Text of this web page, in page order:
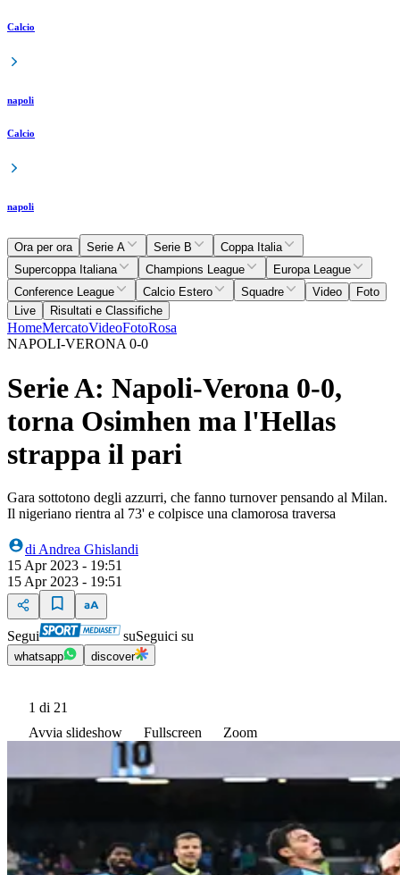
Calcio
napoli
Calcio
napoli
Ora per ora Serie A Serie B
Coppa Italia
Supercoppa Italiana
Champions League
Europa League
Conference League
Calcio Estero Squadre Video
Foto
Live
Risultati e Classifiche
HomeMercatoVideoFotoRosa
NAPOLI-VERONA 0-0
Serie A: Napoli-Verona 0-0,
torna Osimhen ma l'Hellas
strappa il pari
Gara sottotono degli azzurri, che fanno turnover pensando al Milan.
Il nigeriano rientra al 73' e colpisce una clamorosa traversa
di Andrea Ghislandi
15 Apr 2023 - 19:51
15 Apr 2023 - 19:51
Segui suSeguici su
whatsapp discover
1 di 21
Avvia slideshow
Fullscreen Zoom